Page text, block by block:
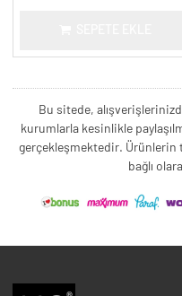
Bu sitede,
kurumlarla kesinlikle
gerçekleşmektedir. Ürünlerin
bağlı